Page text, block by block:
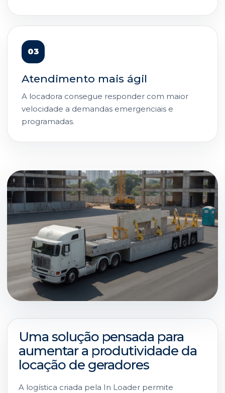
03
Atendimento mais ágil
A locadora consegue responder com maior
velocidade a demandas emergenciais e
programadas.
Uma solução pensada para
aumentar a produtividade da
locação de geradores
A logística criada pela In Loader permite